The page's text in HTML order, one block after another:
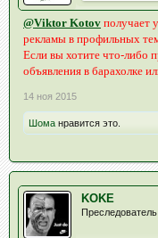
@Viktor Kotov получает
рекламы в профильных
Если вы хотите что-либо
объявления в барахолке
14 ноя 2015
Шома нравится это.
KOKE
Преследователь